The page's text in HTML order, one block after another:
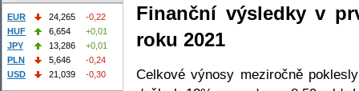
Finanční výsledky v
roku 2021
Celkové výnosy meziročně
EUR 24,265
-0,22
HUF
6,654
+0,01
JPY
13,286
+0,01
PLN
5,646
-0,24
USD
21,039 -0,30